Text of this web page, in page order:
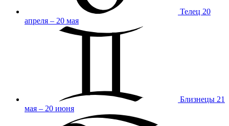
Телец 20
апреля – 20 мая
Близнецы 21
мая – 20 июня